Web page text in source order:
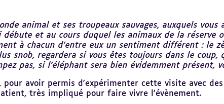
animal et ses troupeaux sauvages, auxquels
et au cours duquel les animaux de la réserve
à chacun d’entre eux un sentiment différent : le
snob, regardera si vous êtes toujours dans le
pas, si l’éléphant sera bien évidemment présent,
avoir permis d'expérimenter cette visite avec
très impliqué pour faire vivre l'évènement.